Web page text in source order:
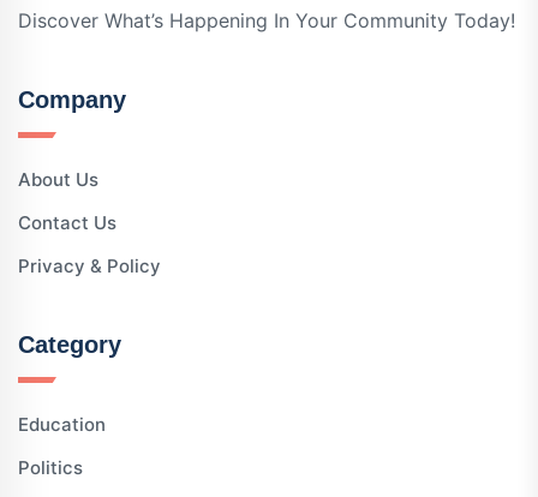
Discover What’s Happening In Your Community Today!
Company
About Us
Contact Us
Privacy & Policy
Category
Education
Politics